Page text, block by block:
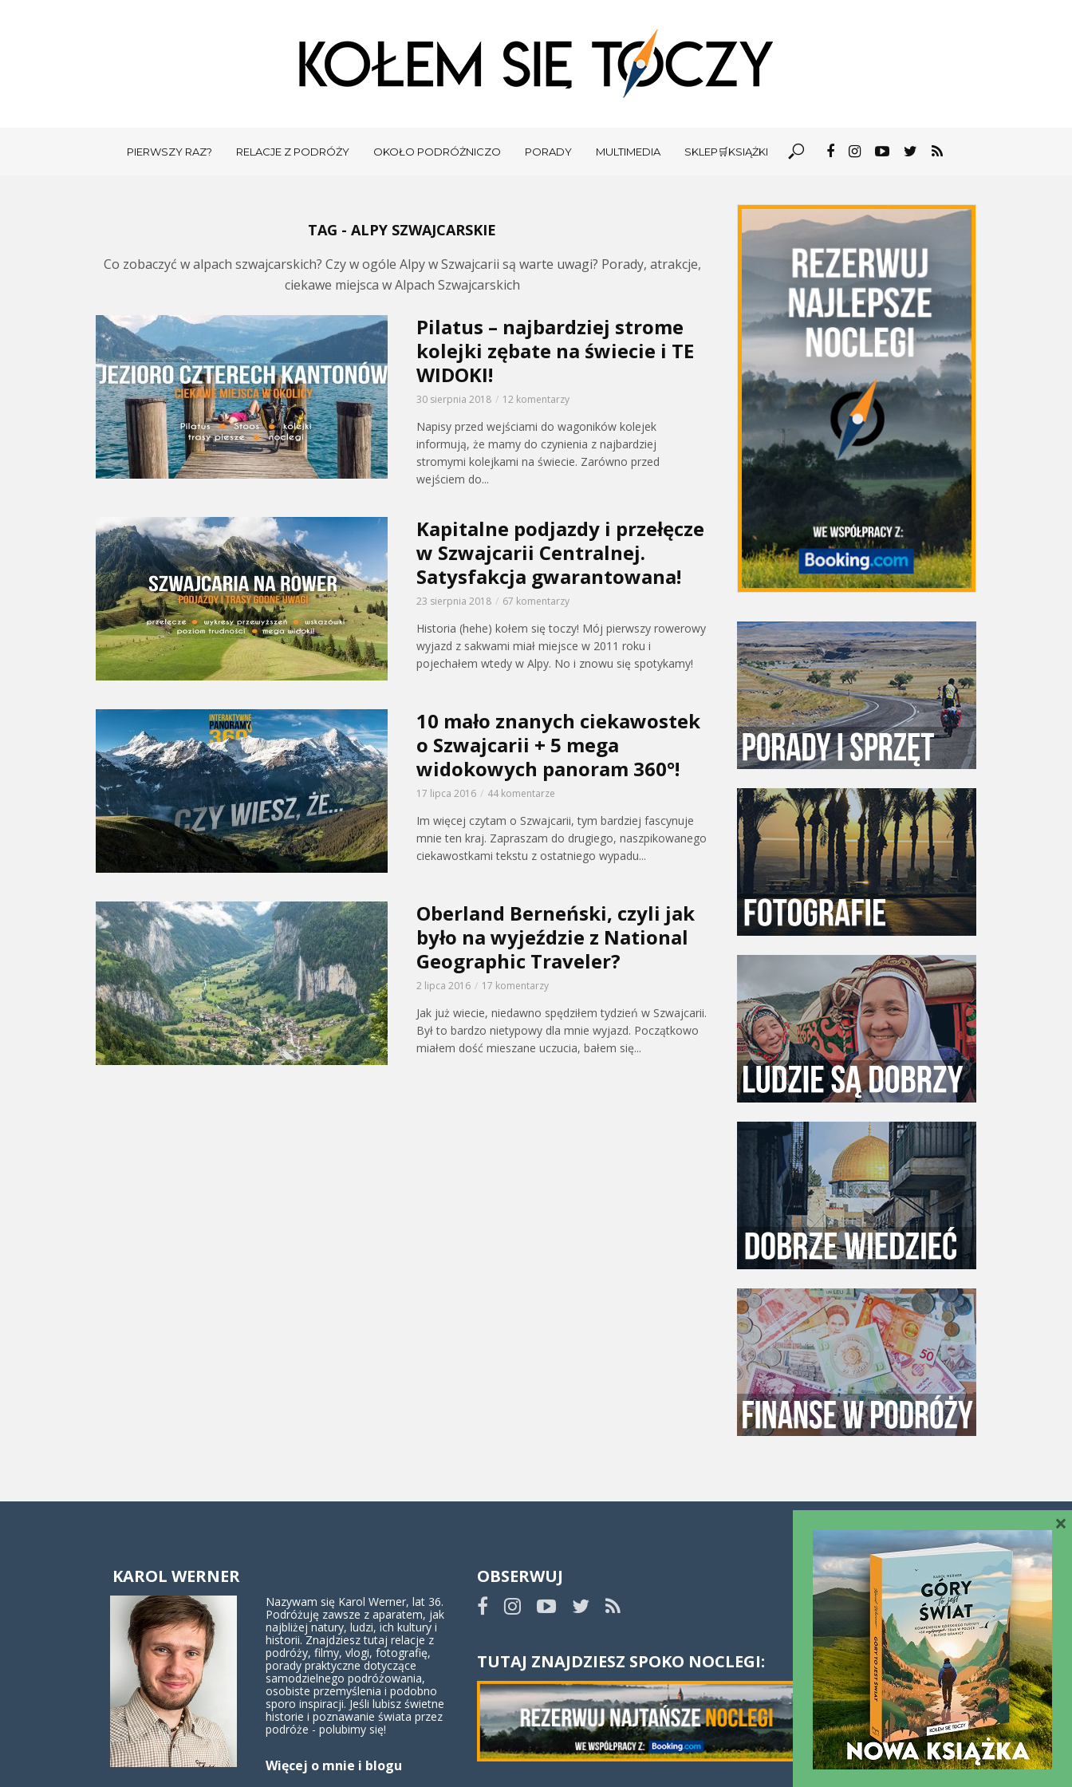
PIERWSZY RAZ? RELACJE Z PODRÓŻY OKOŁO PODRÓŻNICZO PORADY MULTIMEDIA SKLEP🛒KSIĄŻKI
TAG - ALPY SZWAJCARSKIE
Co zobaczyć w alpach szwajcarskich? Czy w ogóle Alpy w Szwajcarii są warte uwagi? Porady, atrakcje,
ciekawe miejsca w Alpach Szwajcarskich
Pilatus – najbardziej strome
kolejki zębate na świecie i TE
WIDOKI!
30 sierpnia 2018 12 komentarzy
Napisy przed wejściami do wagoników kolejek
informują, że mamy do czynienia z najbardziej
stromymi kolejkami na świecie. Zarówno przed
wejściem do...
Kapitalne podjazdy i przełęcze
w Szwajcarii Centralnej.
Satysfakcja gwarantowana!
23 sierpnia 2018 67 komentarzy
Historia (hehe) kołem się toczy! Mój pierwszy rowerowy
wyjazd z sakwami miał miejsce w 2011 roku i
pojechałem wtedy w Alpy. No i znowu się spotykamy!
10 mało znanych ciekawostek
o Szwajcarii + 5 mega
widokowych panoram 360°!
17 lipca 2016 44 komentarze
Im więcej czytam o Szwajcarii, tym bardziej fascynuje
mnie ten kraj. Zapraszam do drugiego, naszpikowanego
ciekawostkami tekstu z ostatniego wypadu...
Oberland Berneński, czyli jak
było na wyjeździe z National
Geographic Traveler?
2 lipca 2016 17 komentarzy
Jak już wiecie, niedawno spędziłem tydzień w Szwajcarii.
Był to bardzo nietypowy dla mnie wyjazd. Początkowo
miałem dość mieszane uczucia, bałem się...
KAROL WERNER
Nazywam się Karol Werner, lat 36.
Podróżuję zawsze z aparatem, jak
najbliżej natury, ludzi, ich kultury i
historii. Znajdziesz tutaj relacje z
podróży, filmy, vlogi, fotografię,
porady praktyczne dotyczące
samodzielnego podróżowania,
osobiste przemyślenia i podobno
sporo inspiracji. Jeśli lubisz świetne
historie i poznawanie świata przez
podróże - polubimy się!
Więcej o mnie i blogu
OBSERWUJ
TUTAJ ZNAJDZIESZ SPOKO NOCLEGI:
Współpraca
Kontakt
×